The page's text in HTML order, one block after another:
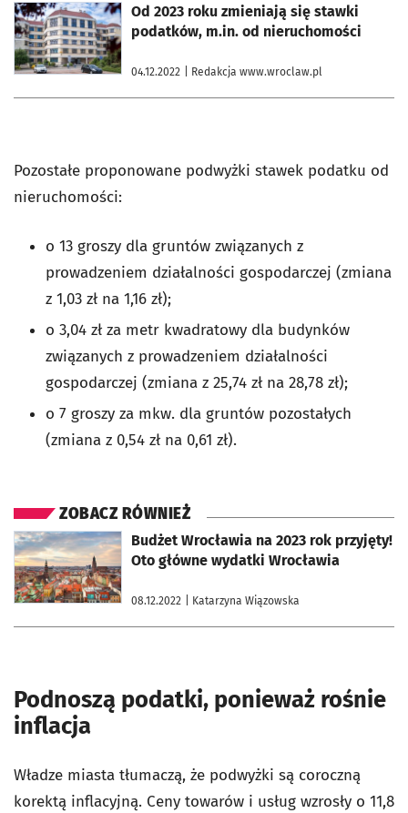
Od 2023 roku zmieniają się stawki
podatków, m.in. od nieruchomości
04.12.2022 | Redakcja www.wroclaw.pl
otworzy się w nowej karcie
Pozostałe proponowane podwyżki stawek podatku od
nieruchomości:
o 13 groszy dla gruntów związanych z
prowadzeniem działalności gospodarczej (zmiana
z 1,03 zł na 1,16 zł);
o 3,04 zł za metr kwadratowy dla budynków
związanych z prowadzeniem działalności
gospodarczej (zmiana z 25,74 zł na 28,78 zł);
o 7 groszy za mkw. dla gruntów pozostałych
(zmiana z 0,54 zł na 0,61 zł).
ZOBACZ RÓWNIEŻ
Budżet Wrocławia na 2023 rok przyjęty!
Oto główne wydatki Wrocławia
08.12.2022 | Katarzyna Wiązowska
otworzy się w nowej karcie
Podnoszą podatki, ponieważ rośnie
inflacja
Władze miasta tłumaczą, że podwyżki są coroczną
korektą inflacyjną. Ceny towarów i usług wzrosły o 11,8